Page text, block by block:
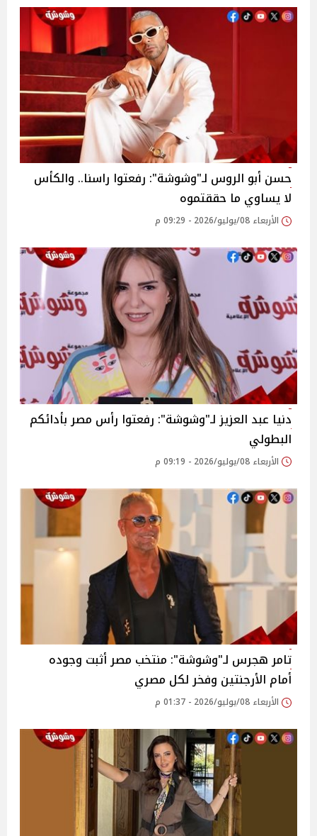
حسن أبو الروس لـ"وشوشة": رفعتوا راسنا.. والكأس
لا يساوي ما حققتموه
الأربعاء 08/يوليو/2026 - 09:29 م
دنيا عبد العزيز لـ"وشوشة": رفعتوا رأس مصر بأدائكم
البطولي
الأربعاء 08/يوليو/2026 - 09:19 م
تامر هجرس لـ"وشوشة": منتخب مصر أثبت وجوده
أمام الأرجنتين وفخر لكل مصري
الأربعاء 08/يوليو/2026 - 01:37 م